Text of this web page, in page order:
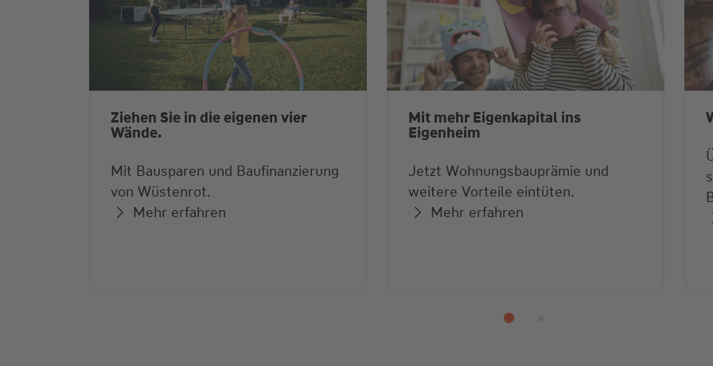
Ziehen Sie in die eigenen vier
Wände.
Mit Bausparen und Baufinanzierung
von Wüstenrot.
Mehr erfahren
Mit mehr Eigenkapital ins
Eigenheim
Jetzt Wohnungsbauprämie und
weitere Vorteile eintüten.
Mehr erfahren